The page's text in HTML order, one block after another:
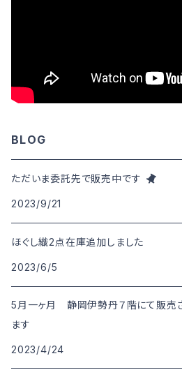
BLOG
ただいま委託先で販売中です
2023/9/21
ほぐし織2点在庫追加しました
2023/6/5
5月一ヶ月 静岡伊勢丹７階にて販売
ます
2023/4/24